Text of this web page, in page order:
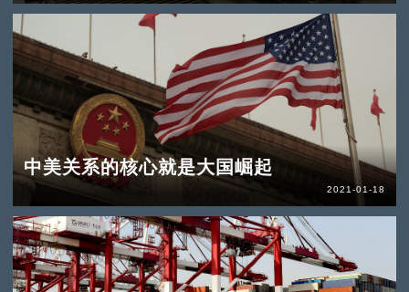
中美关系的核心就是大国崛起
2021-01-18